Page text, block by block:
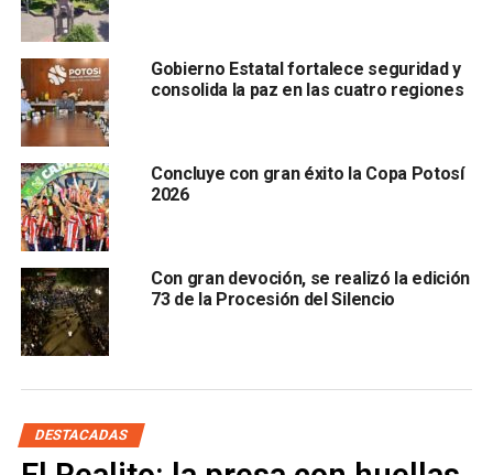
La cantante norteamericana es
en la época actual,y sin duda, la que mejor define la
descripción hecha por Gallardo Cardona.
El escenario del Teatro del Pueblo sería uno de los más
concurridos en su presentación, al tratarse de un foro
gratuito y abierto para las y los asistentes de esta fiesta
potosina.
Gobierno Estatal fortalece seguridad y
consolida la paz en las cuatro regiones
Concluye con gran éxito la Copa Potosí
2026
Con gran devoción, se realizó la edición
73 de la Procesión del Silencio
DESTACADAS